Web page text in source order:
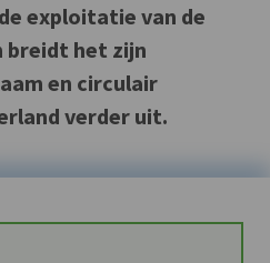
exploitatie van de
breidt het zijn
en circulair
verder uit.